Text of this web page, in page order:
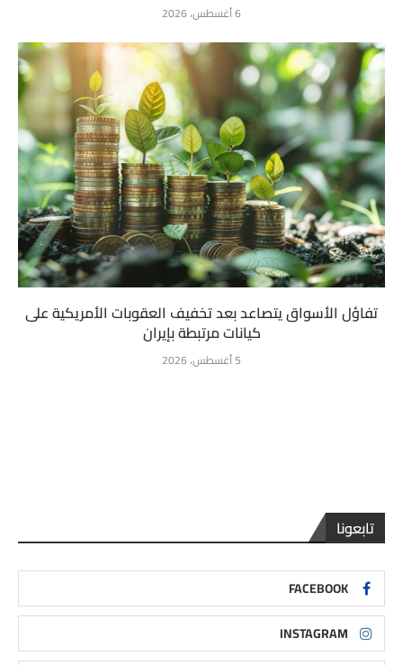
6 أغسطس، 2026
تفاؤل الأسواق يتصاعد بعد تخفيف العقوبات الأمريكية على
كيانات مرتبطة بإيران
5 أغسطس، 2026
تابعونا
FACEBOOK
INSTAGRAM